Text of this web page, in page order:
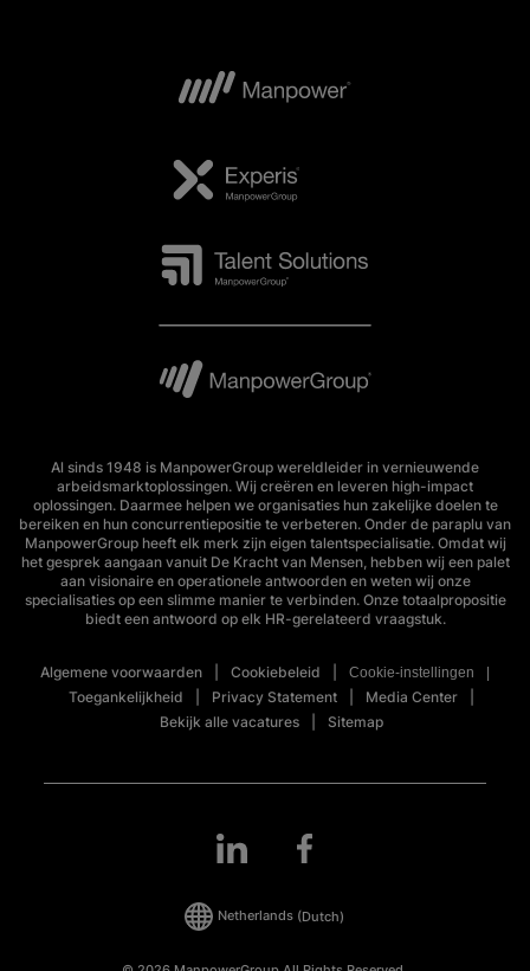
Al sinds 1948 is ManpowerGroup wereldleider in vernieuwende
arbeidsmarktoplossingen. Wij creëren en leveren high-impact
oplossingen. Daarmee helpen we organisaties hun zakelijke doelen te
bereiken en hun concurrentiepositie te verbeteren. Onder de paraplu van
ManpowerGroup heeft elk merk zijn eigen talentspecialisatie. Omdat wij
het gesprek aangaan vanuit De Kracht van Mensen, hebben wij een palet
aan visionaire en operationele antwoorden en weten wij onze
specialisaties op een slimme manier te verbinden. Onze totaalpropositie
biedt een antwoord op elk HR-gerelateerd vraagstuk.
Algemene voorwaarden Cookiebeleid Cookie-instellingen
Toegankelijkheid Privacy Statement
Media Center
Bekijk alle vacatures
Sitemap
Netherlands (Dutch)